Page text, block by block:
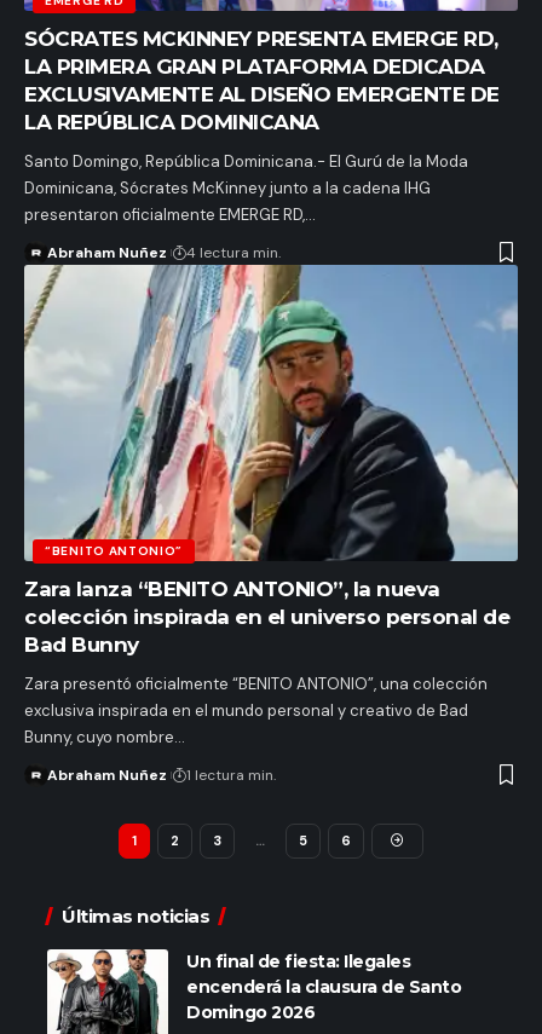
SÓCRATES MCKINNEY PRESENTA EMERGE RD,
LA PRIMERA GRAN PLATAFORMA DEDICADA
EXCLUSIVAMENTE AL DISEÑO EMERGENTE DE
LA REPÚBLICA DOMINICANA
Santo Domingo, República Dominicana.- El Gurú de la Moda
Dominicana, Sócrates McKinney junto a la cadena IHG
presentaron oficialmente EMERGE RD,…
Abraham Nuñez 4 lectura min.
“BENITO ANTONIO”
Zara lanza “BENITO ANTONIO”, la nueva
colección inspirada en el universo personal de
Bad Bunny
Zara presentó oficialmente “BENITO ANTONIO”, una colección
exclusiva inspirada en el mundo personal y creativo de Bad
Bunny, cuyo nombre…
Abraham Nuñez 1 lectura min.
1 2 3 … 5 6
Últimas noticias
Un final de fiesta: Ilegales
encenderá la clausura de Santo
Domingo 2026